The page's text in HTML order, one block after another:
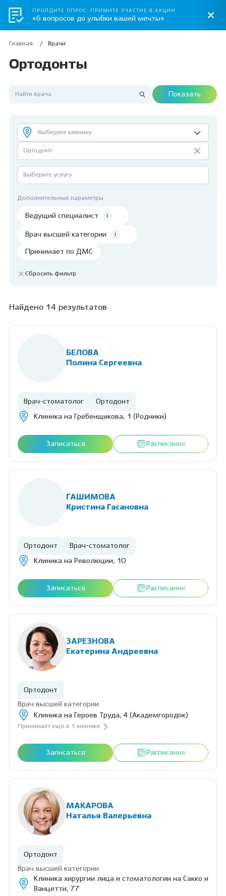
Главная Врачи
Ортодонты
Показать
Выберите клинику
Ортодонт
Выберите услугу
Дополнительные параметры
Ведущий специалист
Врач высшей категории
Принимает по ДМС
Сбросить фильтр
Найдено 14 результатов
БЕЛОВА
Полина Сергеевна
Врач-стоматолог Ортодонт
Клиника на Гребенщикова, 1 (Родники)
Записаться Расписание
ГАШИМОВА
Кристина Гасановна
Ортодонт Врач-стоматолог
Клиника на Революции, 10
Записаться Расписание
ЗАРЕЗНОВА
Екатерина Андреевна
Ортодонт
Врач высшей категории
Клиника на Героев Труда, 4 (Академгородок)
Принимает еще в 1 клинике
Записаться Расписание
МАКАРОВА
Наталья Валерьевна
Ортодонт
Врач высшей категории
Клиника хирургии лица и стоматологии на Сакко и
Ванцетти, 77
ПРОЙДИТЕ ОПРОС, ПРИМИТЕ УЧАСТИЕ В АКЦИИ
«6 вопросов до улыбки вашей мечты»